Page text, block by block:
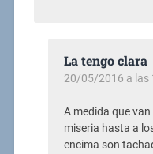
La tengo clara
20/05/2016 a las
A medida que
miseria hasta a
encima son